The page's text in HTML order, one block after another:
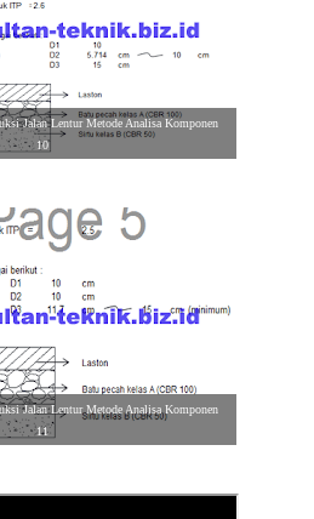
Jalan Lentur Metode Analisa Komponen
10
Jalan Lentur Metode Analisa Komponen
11